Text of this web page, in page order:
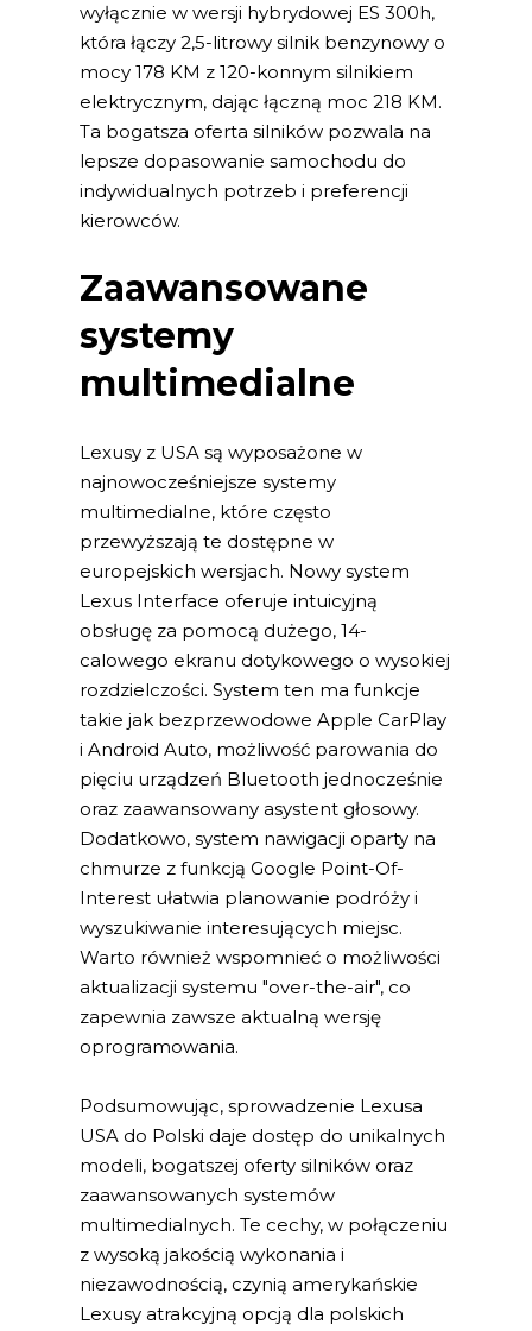
wyłącznie w wersji hybrydowej ES 300h,
która łączy 2,5-litrowy silnik benzynowy o
mocy 178 KM z 120-konnym silnikiem
elektrycznym, dając łączną moc 218 KM.
Ta bogatsza oferta silników pozwala na
lepsze dopasowanie samochodu do
indywidualnych potrzeb i preferencji
kierowców.
Zaawansowane
systemy
multimedialne
Lexusy z USA są wyposażone w
najnowocześniejsze systemy
multimedialne, które często
przewyższają te dostępne w
europejskich wersjach. Nowy system
Lexus Interface oferuje intuicyjną
obsługę za pomocą dużego, 14-
calowego ekranu dotykowego o wysokiej
rozdzielczości. System ten ma funkcje
takie jak bezprzewodowe Apple CarPlay
i Android Auto, możliwość parowania do
pięciu urządzeń Bluetooth jednocześnie
oraz zaawansowany asystent głosowy.
Dodatkowo, system nawigacji oparty na
chmurze z funkcją Google Point-Of-
Interest ułatwia planowanie podróży i
wyszukiwanie interesujących miejsc.
Warto również wspomnieć o możliwości
aktualizacji systemu "over-the-air", co
zapewnia zawsze aktualną wersję
oprogramowania.
Podsumowując, sprowadzenie Lexusa
USA do Polski daje dostęp do unikalnych
modeli, bogatszej oferty silników oraz
zaawansowanych systemów
multimedialnych. Te cechy, w połączeniu
z wysoką jakością wykonania i
niezawodnością, czynią amerykańskie
Lexusy atrakcyjną opcją dla polskich